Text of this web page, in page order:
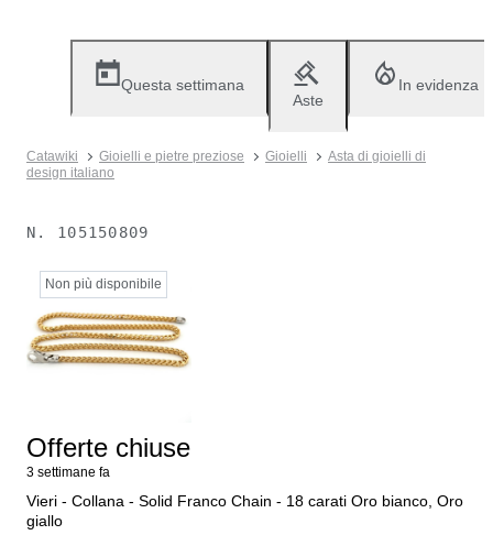
Questa settimana
Aste
In evidenza
Catawiki Gioielli e pietre preziose Gioielli
Asta di gioielli di
design italiano
N. 105150809
Non più disponibile
Offerte chiuse
3 settimane fa
Vieri - Collana - Solid Franco Chain - 18 carati Oro bianco, Oro
giallo